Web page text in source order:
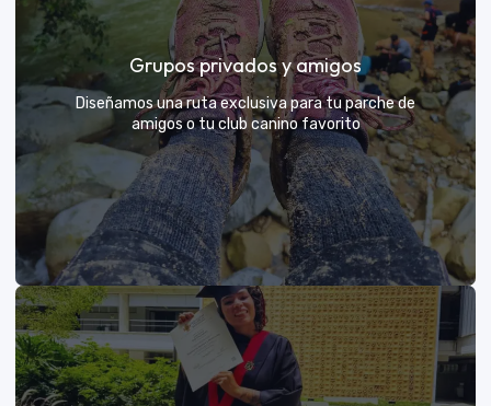
Días de Campo para Empresas
El mejor beneficio para tu equipo: compartir con sus
exploradores y fortalecer lazos rodeados de
naturaleza
VER MÁS
Grupos privados y amigos
Diseñamos una ruta exclusiva para tu parche de
amigos o tu club canino favorito